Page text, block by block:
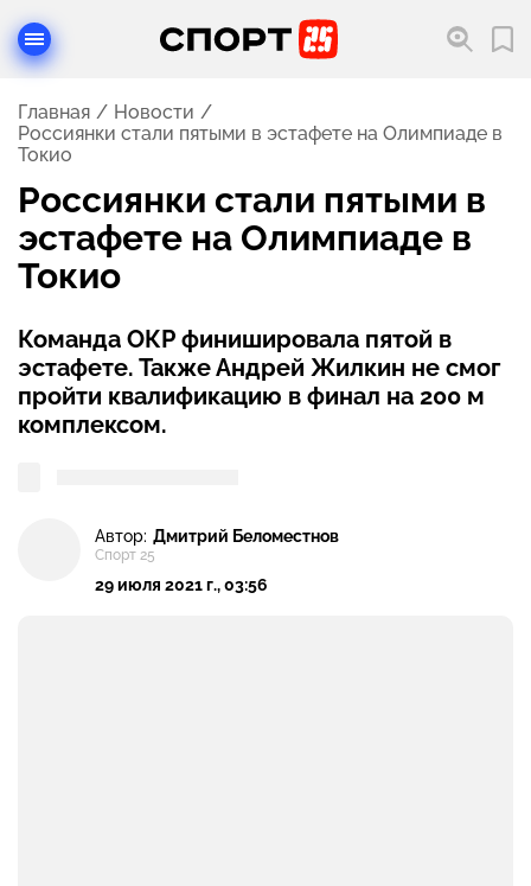
Главная
Новости
Россиянки стали пятыми в эстафете на Олимпиаде в
Токио
Россиянки стали пятыми в
эстафете на Олимпиаде в
Токио
Команда ОКР финишировала пятой в
эстафете. Также Андрей Жилкин не смог
пройти квалификацию в финал на 200 м
комплексом.
Автор: Дмитрий Беломестнов
Спорт 25
29 июля 2021 г., 03:56